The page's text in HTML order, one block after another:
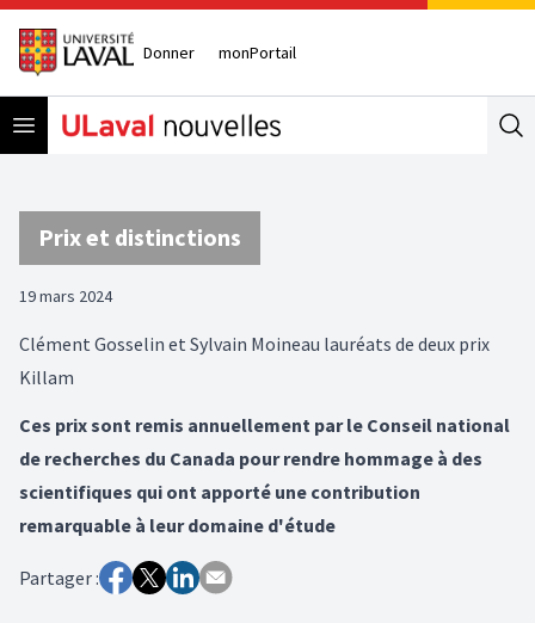
Donner monPortail
Open menu
Prix et distinctions
19 mars 2024
Clément Gosselin et Sylvain Moineau lauréats de deux prix
Killam
Ces prix sont remis annuellement par le Conseil national
de recherches du Canada pour rendre hommage à des
scientifiques qui ont apporté une contribution
remarquable à leur domaine d'étude
Partager :